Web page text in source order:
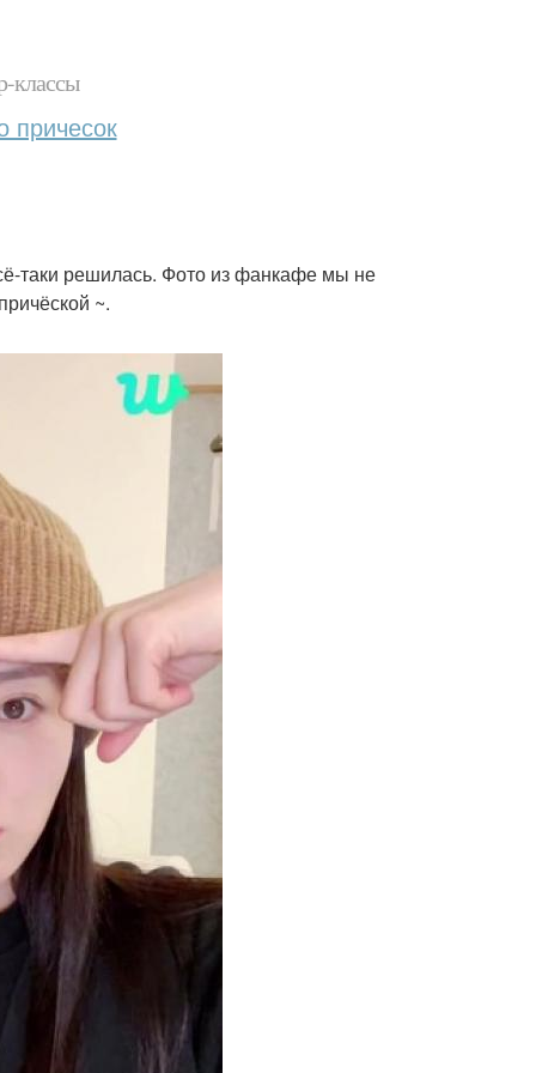
классы
причесок
таки решилась. Фото из фанкафе мы не
~.